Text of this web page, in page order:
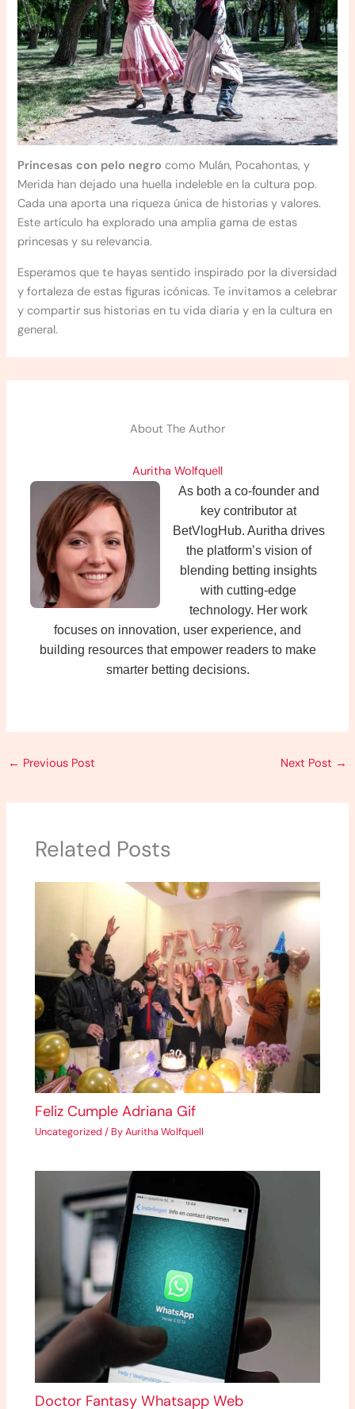
Princesas con pelo negro como Mulán, Pocahontas, y
Merida han dejado una huella indeleble en la cultura pop.
Cada una aporta una riqueza única de historias y valores.
Este artículo ha explorado una amplia gama de estas
princesas y su relevancia.
Esperamos que te hayas sentido inspirado por la diversidad
y fortaleza de estas figuras icónicas. Te invitamos a celebrar
y compartir sus historias en tu vida diaria y en la cultura en
general.
About The Author
Auritha Wolfquell
As both a co-founder and
key contributor at
BetVlogHub. Auritha drives
the platform’s vision of
blending betting insights
with cutting-edge
technology. Her work
focuses on innovation, user experience, and
building resources that empower readers to make
smarter betting decisions.
← Previous Post Next Post →
Related Posts
Feliz Cumple Adriana Gif
Uncategorized/ ByAuritha Wolfquell
Doctor Fantasy Whatsapp Web